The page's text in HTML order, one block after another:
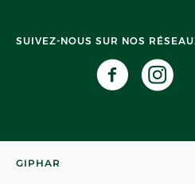
SUIVEZ-NOUS SUR NOS
GIPHAR